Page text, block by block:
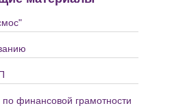
финансовой грамотности